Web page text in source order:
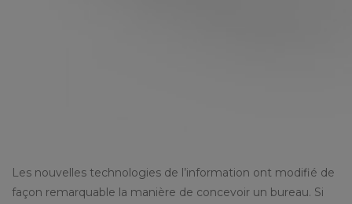
Les nouvelles technologies de l’information ont modifié de
façon remarquable la manière de concevoir un bureau. Si